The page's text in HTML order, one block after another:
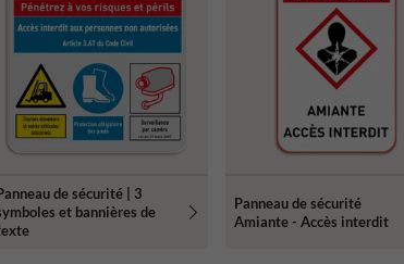
de sécurité | 3
et bannières de
Panneau de sécurité
Amiante - Accès interdit